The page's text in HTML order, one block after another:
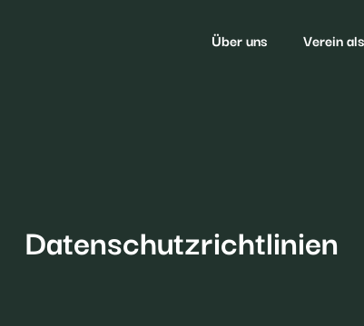
Über uns Verein
Datenschutzrichtlinien